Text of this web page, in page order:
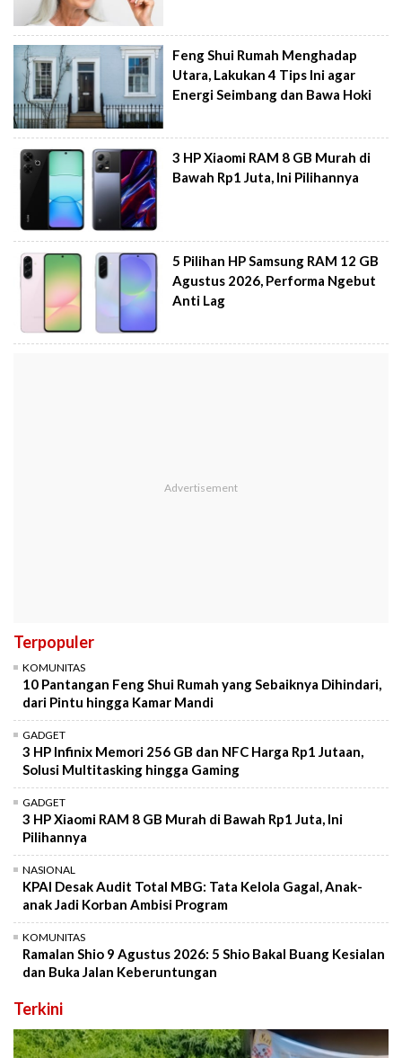
Feng Shui Rumah Menghadap
Utara, Lakukan 4 Tips Ini agar
Energi Seimbang dan Bawa Hoki
3 HP Xiaomi RAM 8 GB Murah di
Bawah Rp1 Juta, Ini Pilihannya
5 Pilihan HP Samsung RAM 12 GB
Agustus 2026, Performa Ngebut
Anti Lag
Terpopuler
KOMUNITAS
10 Pantangan Feng Shui Rumah yang Sebaiknya Dihindari,
dari Pintu hingga Kamar Mandi
GADGET
3 HP Infinix Memori 256 GB dan NFC Harga Rp1 Jutaan,
Solusi Multitasking hingga Gaming
GADGET
3 HP Xiaomi RAM 8 GB Murah di Bawah Rp1 Juta, Ini
Pilihannya
NASIONAL
KPAI Desak Audit Total MBG: Tata Kelola Gagal, Anak-
anak Jadi Korban Ambisi Program
KOMUNITAS
Ramalan Shio 9 Agustus 2026: 5 Shio Bakal Buang Kesialan
dan Buka Jalan Keberuntungan
Terkini